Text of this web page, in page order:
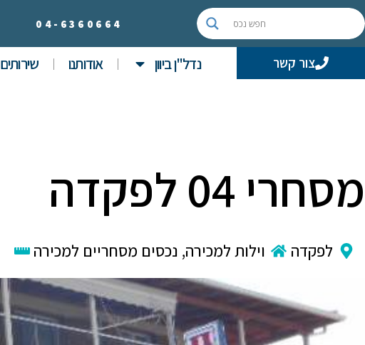
04- 6360664
צור קשר נדל"ן ביוון אודותנו שירותים
מסחרי 04 לפקדה
לפקדה וילות למכירה, נכסים מסחריים למכירה